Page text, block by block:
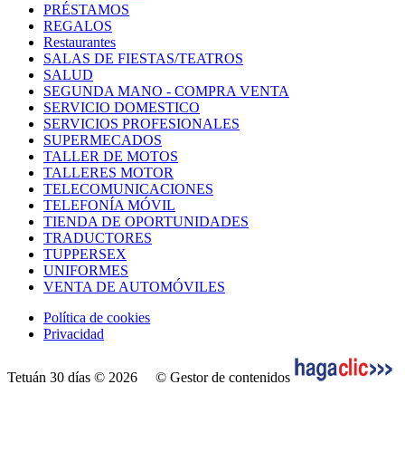
PRÉSTAMOS
REGALOS
Restaurantes
SALAS DE FIESTAS/TEATROS
SALUD
SEGUNDA MANO - COMPRA VENTA
SERVICIO DOMESTICO
SERVICIOS PROFESIONALES
SUPERMECADOS
TALLER DE MOTOS
TALLERES MOTOR
TELECOMUNICACIONES
TELEFONÍA MÓVIL
TIENDA DE OPORTUNIDADES
TRADUCTORES
TUPPERSEX
UNIFORMES
VENTA DE AUTOMÓVILES
Política de cookies
Privacidad
Tetuán 30 días © 2026 © Gestor de contenidos